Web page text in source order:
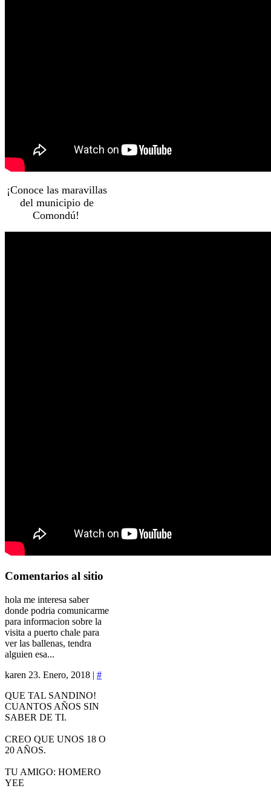
¡Conoce las maravillas
del municipio de
Comondú!
Comentarios al sitio
hola me interesa saber
donde podria comunicarme
para informacion sobre la
visita a puerto chale para
ver las ballenas, tendra
alguien esa...
karen 23. Enero, 2018 | #
QUE TAL SANDINO!
CUANTOS AÑOS SIN
SABER DE TI.
CREO QUE UNOS 18 O
20 AÑOS.
TU AMIGO: HOMERO
YEE